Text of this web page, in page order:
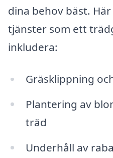
dina behov bäst.
tjänster som ett
inkludera:
Gräsklippning
Plantering av
träd
Underhåll av